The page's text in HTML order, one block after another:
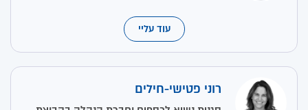
עוד עליי
רוני פטישי-חילים